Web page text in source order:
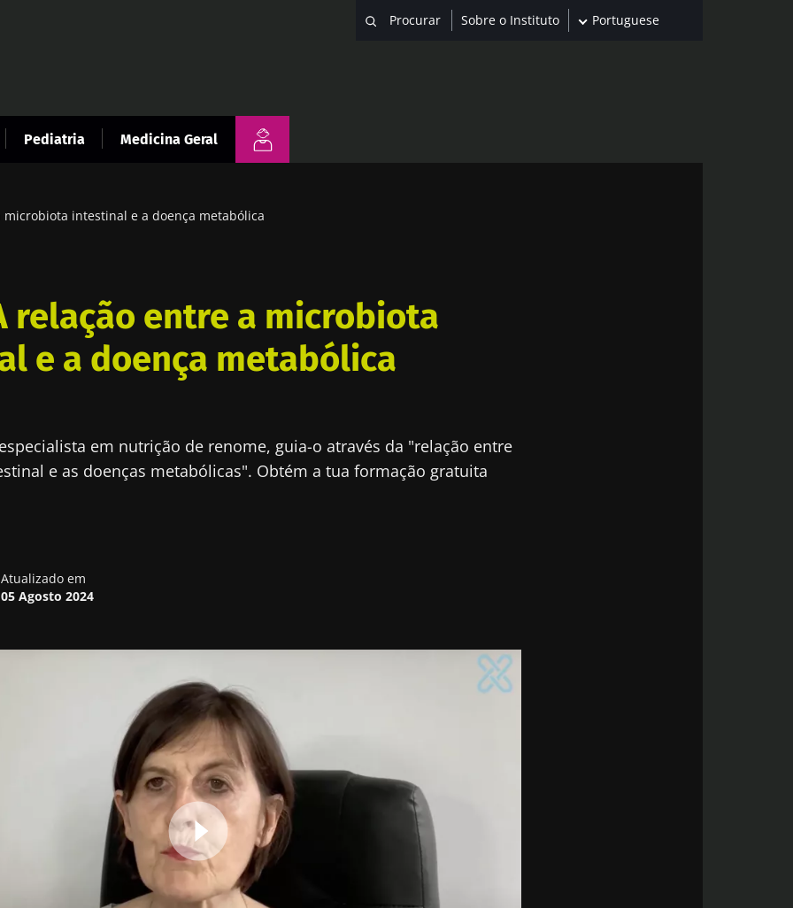
Sobre o Instituto Portuguese
Pediatria Medicina Geral
microbiota intestinal e a doença metabólica
relação entre a microbiota
e a doença metabólica
em nutrição de renome, guia-o através da "relação entre
e as doenças metabólicas". Obtém a tua formação gratuita
Atualizado em
05 Agosto 2024